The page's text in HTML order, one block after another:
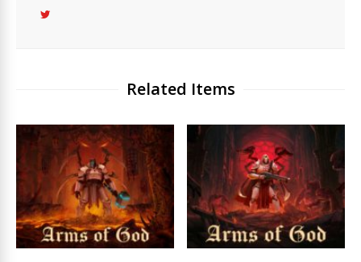
Related Items